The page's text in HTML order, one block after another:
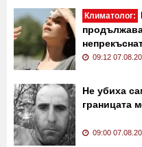
Климатолог:
09:12
Не убиха
границата
09:00